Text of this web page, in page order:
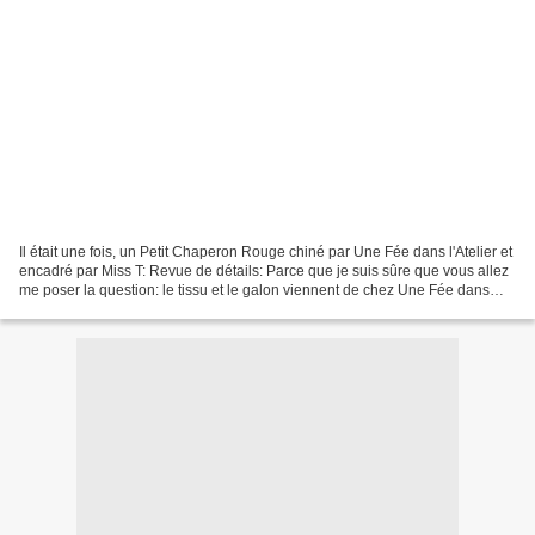
Il était une fois, un Petit Chaperon Rouge chiné par Une Fée dans l'Atelier et
encadré par Miss T: Revue de détails: Parce que je suis sûre que vous allez
me poser la question: le tissu et le galon viennent de chez Une Fée dans